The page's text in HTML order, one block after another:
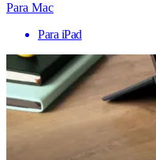
Para Mac
Para iPad